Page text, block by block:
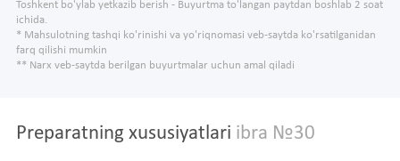
Toshkent bo'ylab yetkazib berish - Buyurtma to'langan paytdan boshlab 2 soat
ichida.
* Mahsulotning tashqi ko'rinishi va yo'riqnomasi veb-saytda ko'rsatilganidan
farq qilishi mumkin
** Narx veb-saytda berilgan buyurtmalar uchun amal qiladi
Preparatning xususiyatlari ibra №30